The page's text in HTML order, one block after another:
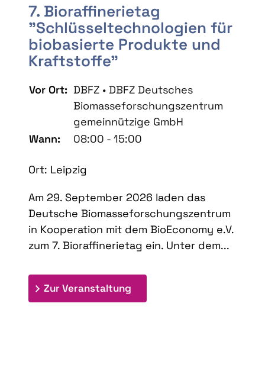
7. Bioraffinerietag
"Schlüsseltechnologien für
biobasierte Produkte und
Kraftstoffe"
Vor Ort: DBFZ • DBFZ Deutsches
Biomasseforschungszentrum
gemeinnützige GmbH
Wann:
08:00 - 15:00
Ort: Leipzig
Am 29. September 2026 laden das
Deutsche Biomasseforschungszentrum
in Kooperation mit dem BioEconomy e.V.
zum 7. Bioraffinerietag ein. Unter dem...
Zur Veranstaltung